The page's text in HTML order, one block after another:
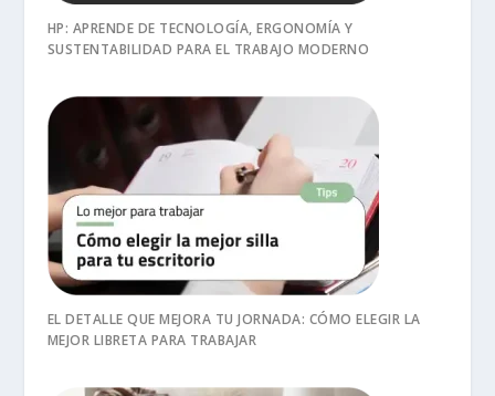
HP: APRENDE DE TECNOLOGÍA, ERGONOMÍA Y
SUSTENTABILIDAD PARA EL TRABAJO MODERNO
EL DETALLE QUE MEJORA TU JORNADA: CÓMO ELEGIR LA
MEJOR LIBRETA PARA TRABAJAR